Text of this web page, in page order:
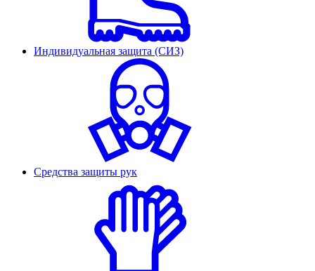
Индивидуальная защита (СИЗ)
Средства защиты рук